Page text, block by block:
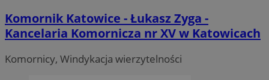
Komornik Katowice - Łukasz Zyga -
Kancelaria Komornicza nr XV w Katowicach
Komornicy, Windykacja wierzytelności